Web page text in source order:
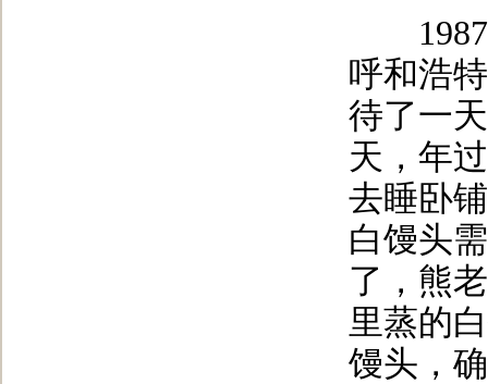
1987
呼和浩
待了一
天，年
去睡卧
白馒头
了，熊
里蒸的
馒头，